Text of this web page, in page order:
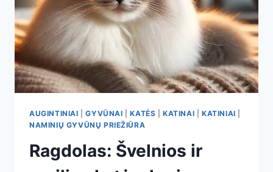
AUGINTINIAI |GYVŪNAI |KATĖS |KATINAI |KATINIAI
NAMINIŲ GYVŪNŲ PRIEŽIŪRA
Ragdolas: Švelnios ir